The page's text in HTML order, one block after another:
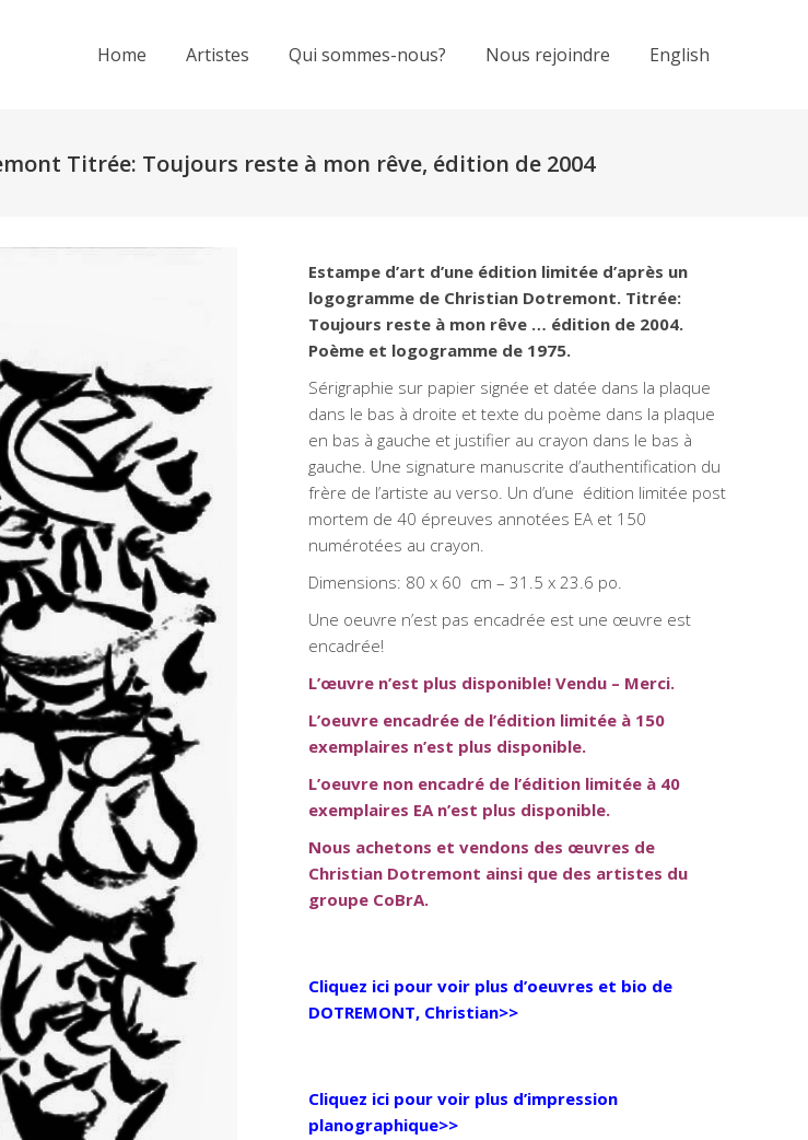
Home Artistes Qui sommes-nous? Nous rejoindre English
Titrée: Toujours reste à mon rêve, édition de 2004
Estampe d’art d’une édition limitée d’après un
logogramme de Christian Dotremont. Titrée:
Toujours reste à mon rêve … édition de 2004.
Poème et logogramme de 1975.
Sérigraphie sur papier signée et datée dans la plaque
dans le bas à droite et texte du poème dans la plaque
en bas à gauche et justifier au crayon dans le bas à
gauche. Une signature manuscrite d’authentification du
frère de l’artiste au verso. Un d’une édition limitée post
mortem de 40 épreuves annotées EA et 150
numérotées au crayon.
Dimensions: 80 x 60 cm – 31.5 x 23.6 po.
Une oeuvre n’est pas encadrée est une œuvre est
encadrée!
L’œuvre n’est plus disponible! Vendu – Merci.
L’oeuvre encadrée de l’édition limitée à 150
exemplaires n’est plus disponible.
L’oeuvre non encadré de l’édition limitée à 40
exemplaires EA n’est plus disponible.
Nous achetons et vendons des œuvres de
Christian Dotremont ainsi que des artistes du
groupe CoBrA.
Cliquez ici pour voir plus d’oeuvres et bio de
DOTREMONT, Christian>>
Cliquez ici pour voir plus d’impression
planographique>>